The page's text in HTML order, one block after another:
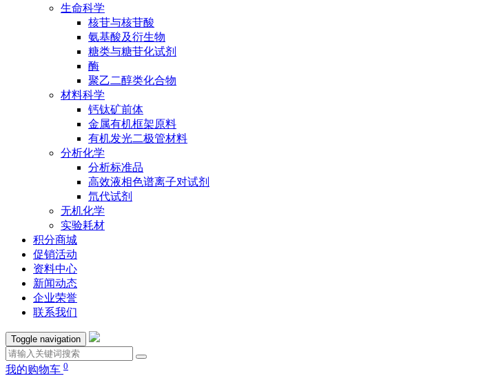
生命科学
核苷与核苷酸
氨基酸及衍生物
糖类与糖苷化试剂
酶
聚乙二醇类化合物
材料科学
钙钛矿前体
金属有机框架原料
有机发光二极管材料
分析化学
分析标准品
高效液相色谱离子对试剂
氘代试剂
无机化学
实验耗材
积分商城
促销活动
资料中心
新闻动态
企业荣誉
联系我们
Toggle navigation
我的购物车 0